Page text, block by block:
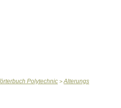
Polytechnic > Alterungs